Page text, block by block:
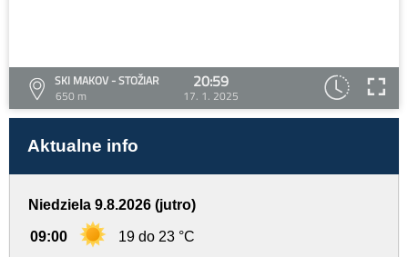
SKI MAKOV - STOŽIAR
650 m
20:59
17. 1. 2025
Aktualne info
Niedziela 9.8.2026 (jutro)
09:00 19 do 23 °C